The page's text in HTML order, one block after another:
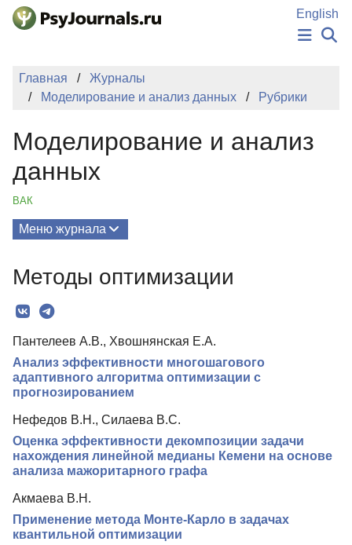
Перейти к основному содержанию
English
НОВОСТИ
АВТОРЫ
БАЗА ЗНАНИЙ
Регистрация
Главная
Журналы
Моделирование и анализ данных
Рубрики
Моделирование и анализ
данных
ВАК
Меню журнала
О Журнале
Редколлегия
Редакционная политика
Индексирование
Для авторов
Рубрики
Подписка
Методы оптимизации
Пантелеев А.В., Хвошнянская Е.А.
Анализ эффективности многошагового
адаптивного алгоритма оптимизации с
прогнозированием
Нефедов В.Н., Силаева В.С.
Оценка эффективности декомпозиции задачи
нахождения линейной медианы Кемени на основе
анализа мажоритарного графа
Акмаева В.Н.
Применение метода Монте-Карло в задачах
квантильной оптимизации